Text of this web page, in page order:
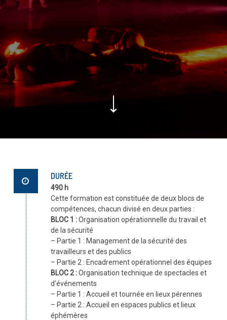
DURÉE
490 h
Cette formation est constituée de deux blocs de
compétences, chacun divisé en deux parties :
BLOC 1 :Organisation opérationnelle du travail et
de la sécurité
– Partie 1 : Management de la sécurité des
travailleurs et des publics
– Partie 2 : Encadrement opérationnel des équipes
BLOC 2 :Organisation technique de spectacles et
d’événements
– Partie 1 : Accueil et tournée en lieux pérennes
– Partie 2 : Accueil en espaces publics et lieux
éphémères